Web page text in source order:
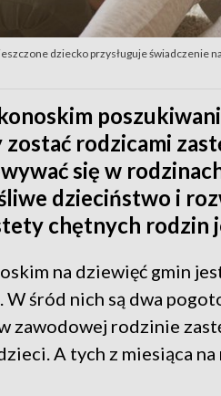
dziecko przysługuje
rodzicami
się w
dzieciństwo i
chętnych rodzin
na dziewięć gmin
W śród nich są dwa
zawodowej rodzinie
A tych z miesiąca